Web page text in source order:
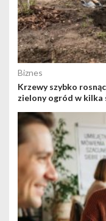
Biznes
Krzewy szybko
zielony ogród w kilka